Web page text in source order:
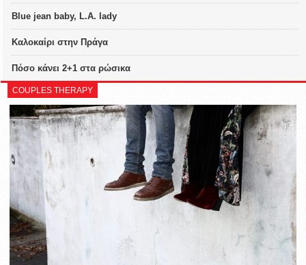
Blue jean baby, L.A. lady
Καλοκαίρι στην Πράγα
Πόσο κάνει 2+1 στα ρώσικα
COUPLES THERAPY